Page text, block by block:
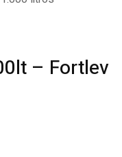
– Fortlev